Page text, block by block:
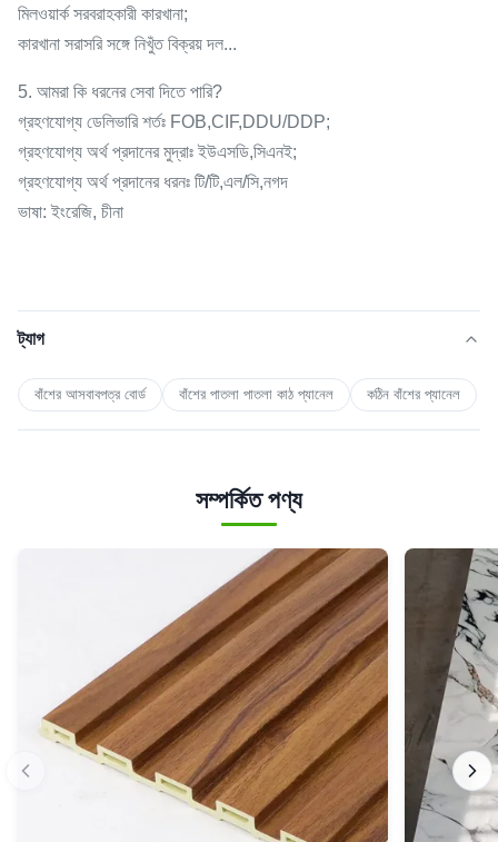
মিলওয়ার্ক সরবরাহকারী কারখানা;
কারখানা সরাসরি সঙ্গে নিখুঁত বিক্রয় দল...
5. আমরা কি ধরনের সেবা দিতে পারি?
গ্রহণযোগ্য ডেলিভারি শর্তঃ FOB,CIF,DDU/DDP;
গ্রহণযোগ্য অর্থ প্রদানের মুদ্রাঃ ইউএসডি,সিএনই;
গ্রহণযোগ্য অর্থ প্রদানের ধরনঃ টি/টি,এল/সি,নগদ
ভাষা: ইংরেজি, চীনা
ট্যাগ
বাঁশের আসবাবপত্র বোর্ড বাঁশের পাতলা পাতলা কাঠ প্যানেল কঠিন বাঁশের প্যানেল
সম্পর্কিত পণ্য